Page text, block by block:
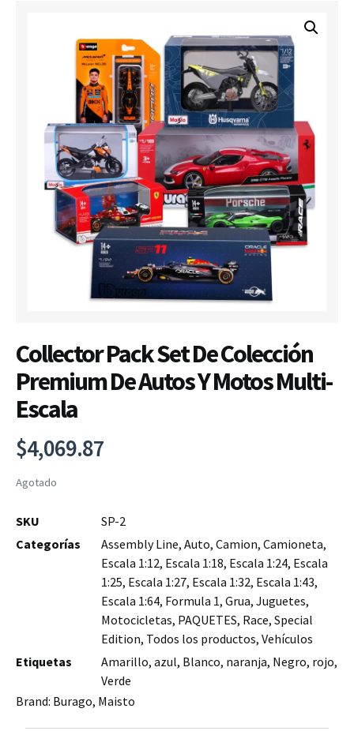
Collector Pack Set De Colección
Premium De Autos Y Motos Multi-
Escala
$4,069.87
Agotado
SKU
SP-2
Categorías
Assembly Line, Auto, Camion, Camioneta,
Escala 1:12, Escala 1:18, Escala 1:24, Escala
1:25, Escala 1:27, Escala 1:32, Escala 1:43,
Escala 1:64, Formula 1, Grua, Juguetes,
Motocicletas, PAQUETES, Race, Special
Edition, Todos los productos, Vehículos
Etiquetas
Amarillo, azul, Blanco, naranja, Negro, rojo,
Verde
Brand: Burago, Maisto